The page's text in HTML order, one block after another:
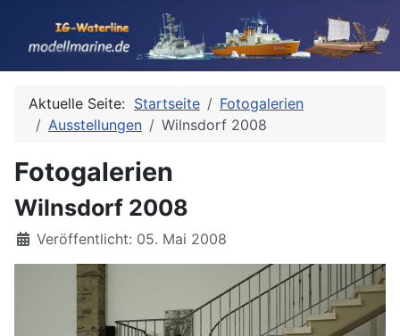
Aktuelle Seite: Startseite
Fotogalerien
Ausstellungen
Wilnsdorf 2008
Fotogalerien
Wilnsdorf 2008
Details
Veröffentlicht: 05. Mai 2008